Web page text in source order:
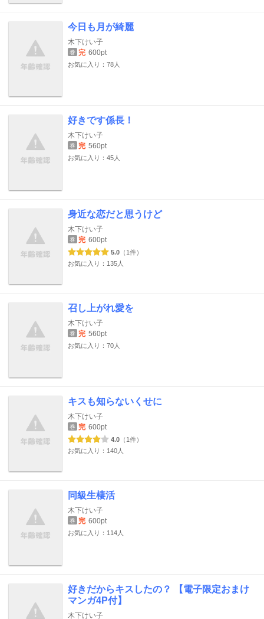
今日も月が綺麗
木下けい子
巻 完 600pt
お気に入り：78人
好きです係長！
木下けい子
巻 完 560pt
お気に入り：45人
身近な恋だと思うけど
木下けい子
巻 完 600pt
5.0 （1件）
お気に入り：135人
召し上がれ愛を
木下けい子
巻 完 560pt
お気に入り：70人
キスも知らないくせに
木下けい子
巻 完 600pt
4.0 （1件）
お気に入り：140人
同級生棲活
木下けい子
巻 完 600pt
お気に入り：114人
好きだからキスしたの？ 【電子限定おまけ
マンガ4P付】
木下けい子